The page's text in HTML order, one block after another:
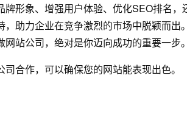
形象、增强用户体验、优化SEO排名
助力企业在竞争激烈的市场中脱颖而出
站公司，绝对是你迈向成功的重要一步。
司合作，可以确保您的网站能表现出色。